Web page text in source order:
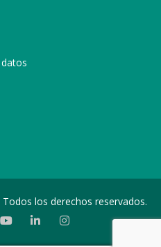
los derechos reservados.